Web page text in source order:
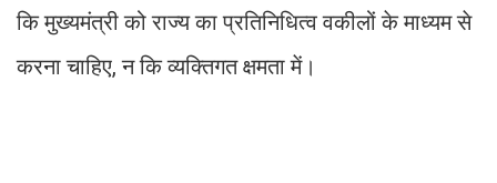
कि मुख्यमंत्री को राज्य का प्रतिनिधित्व वकीलों के माध्यम से
करना चाहिए, न कि व्यक्तिगत क्षमता में।